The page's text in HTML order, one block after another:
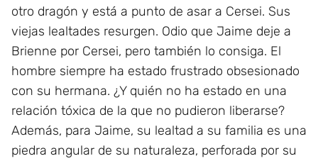
otro dragón y está a punto de asar a Cersei. Sus
viejas lealtades resurgen. Odio que Jaime deje a
Brienne por Cersei, pero también lo consiga. El
hombre siempre ha estado frustrado obsesionado
con su hermana. ¿Y quién no ha estado en una
relación tóxica de la que no pudieron liberarse?
Además, para Jaime, su lealtad a su familia es una
piedra angular de su naturaleza, perforada por su